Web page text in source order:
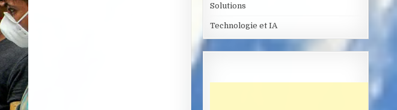
Solutions
Technologie et IA